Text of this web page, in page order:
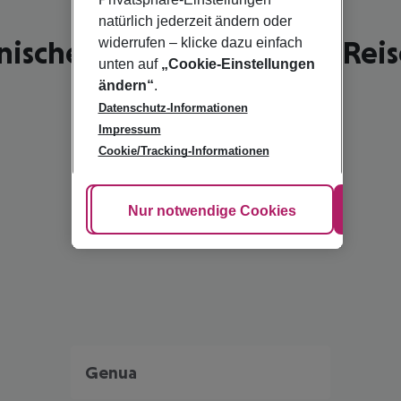
Riviera - schönste
Genua
natürlich jederzeit ändern oder
widerrufen – klicke dazu einfach
unten auf „Cookie-Einstellungen
ändern“.
Datenschutz-Informationen
Impressum
Cookie/Tracking-Informationen
Cookie anpassen
Nur notwendige Cookies